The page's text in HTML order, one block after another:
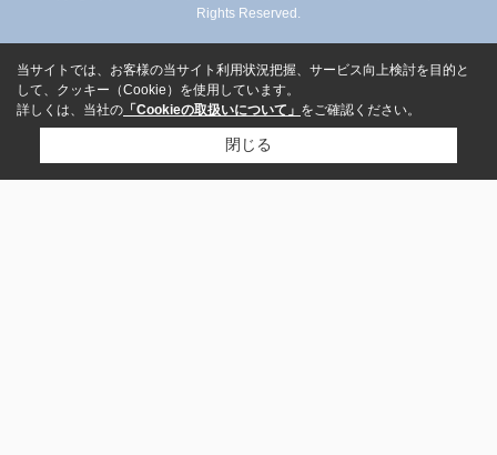
Rights Reserved.
当サイトでは、お客様の当サイト利用状況把握、サービス向上検討を目的と
して、クッキー（Cookie）を使用しています。
詳しくは、当社の 「Cookieの取扱いについて」 をご確認ください。
閉じる